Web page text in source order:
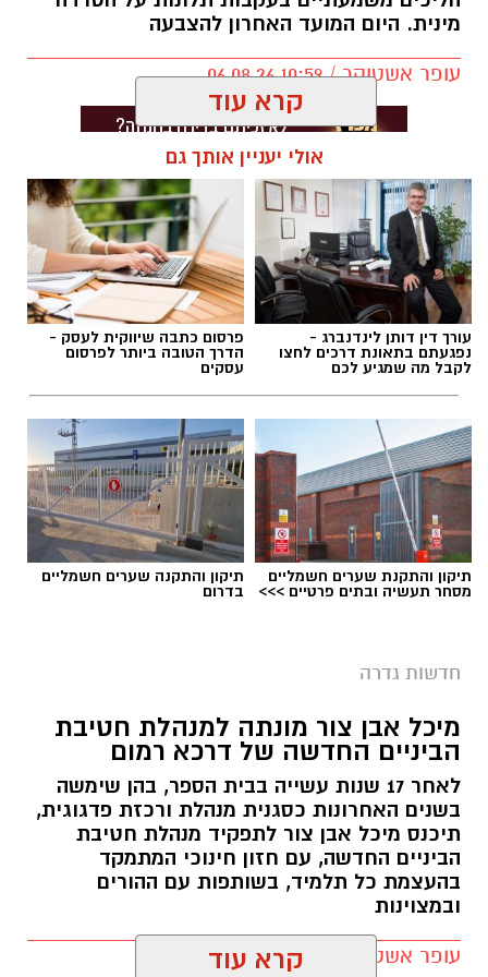
מינית. היום המועד האחרון להצבעה
עופר אשטוקר / 10:59 06.08.26
תגים:מועצה מקומית גדרה
חשד להטרדה מינית
בגדרה
המועצה המקומית גדרה התבקשו באמצעות דואר
אלקטרוני האם להשעות את מבקר המועצה, נגדו
הוגשה תובענה לבית הדין למשמעת של עובדי
הרשויות המקומיות בעקבות תלונות על הטרדה
מינית.
במסגרת ההליך, כל 15 חברי המליאה קיבלו פנייה
הם תומכים או מתנגדים להשעיית המבקר. המועד
קרא עוד
אולי יעניין אותך גם
עורך דין דותן לינדנברג -
נפגעתם בתאונת דרכים לחצו
לקבל מה שמגיע לכם
פרסום כתבה שיווקית לעסק -
הדרך הטובה ביותר לפרסום
עסקים
תיקון והתקנת שערים חשמליים
מסחר תעשיה ובתים פרטיים >>>
תיקון והתקנה שערים חשמליים
בדרום
חדשות גדרה
מיכל אבן צור מונתה למנהלת חטיבת
הביניים החדשה של דרכא רמום
לאחר 17 שנות עשייה בבית הספר, בהן שימשה
בשנים האחרונות כסגנית מנהלת ורכזת פדגוגית,
תיכנס מיכל אבן צור לתפקיד מנהלת חטיבת
הביניים החדשה, עם חזון חינוכי המתמקד
בהעצמת כל תלמיד, בשותפות עם ההורים
ובמצוינות
עופר אשטוקר / 21:10 05.08.26 קרא עוד